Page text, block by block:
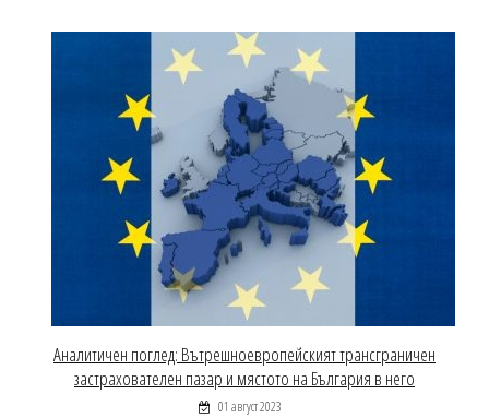
Аналитичен поглед: Вътрешноевропейският трансграничен
застрахователен пазар и мястото на България в него
01 август 2023